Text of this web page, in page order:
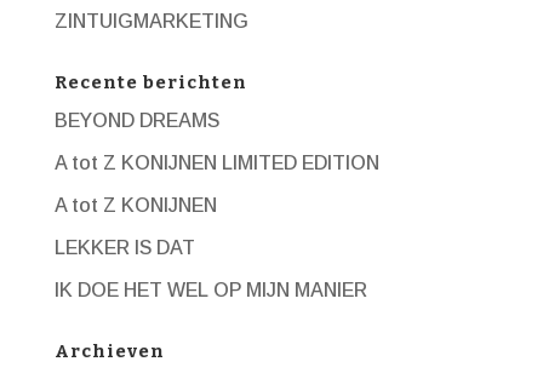
ZINTUIGMARKETING
Recente berichten
BEYOND DREAMS
A tot Z KONIJNEN LIMITED EDITION
A tot Z KONIJNEN
LEKKER IS DAT
IK DOE HET WEL OP MIJN MANIER
Archieven